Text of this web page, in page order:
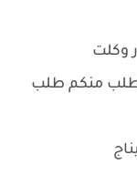
وكلت
اطلب منكم طلب